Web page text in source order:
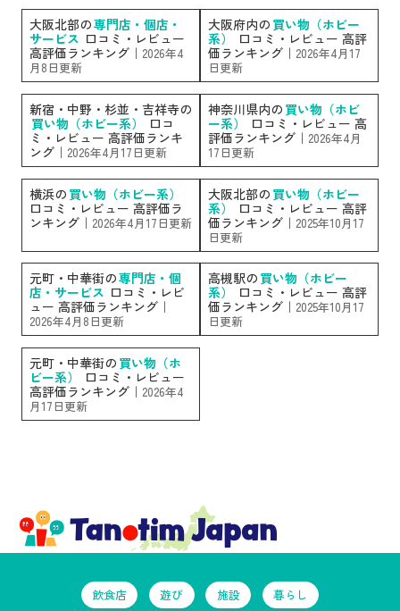
大阪北部の専門店・個店・
サービス 口コミ・レビュー
高評価ランキング｜ 2026年4
月8日更新
大阪府内の 買い物（ホビー
系）
口コミ・レビュー 高評
価ランキング｜ 2026年4月17
日更新
新宿・中野・杉並・吉祥寺の
買い物（ホビー系）
口コ
ミ・レビュー 高評価ランキ
ング｜ 2026年4月17日更新
神奈川県内の 買い物（ホビ
ー系）
口コミ・レビュー 高
評価ランキング｜ 2026年4月
17日更新
横浜の 買い物（ホビー系）
口コミ・レビュー 高評価ラ
ンキング｜ 2026年4月17日更新
大阪北部の 買い物（ホビー
系）
口コミ・レビュー 高評
価ランキング｜ 2025年10月17
日更新
元町・中華街の専門店・個
店・サービス 口コミ・レビ
ュー 高評価ランキング｜
2026年4月8日更新
高槻駅の 買い物（ホビー
系）
口コミ・レビュー 高評
価ランキング｜ 2025年10月17
日更新
元町・中華街の 買い物（ホ
ビー系）
口コミ・レビュー
高評価ランキング｜ 2026年4
月17日更新
飲食店 遊び 施設 暮らし